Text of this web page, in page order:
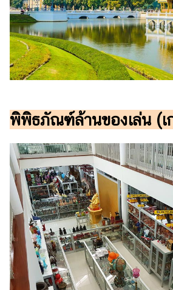
พิพิธภัณฑ์ล้านของเล่น (เ